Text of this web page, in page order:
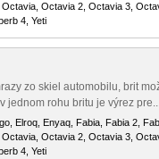
Octavia 2, Octavia 3,
4, Yeti
zo skiel automobilu, brit
jednom rohu britu je výrez
Elroq, Enyaq, Fabia, Fabia 2,
Octavia 2, Octavia 3,
4, Yeti